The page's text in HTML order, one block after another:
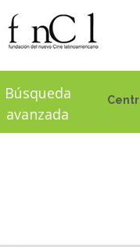
Búsqueda
avanzada